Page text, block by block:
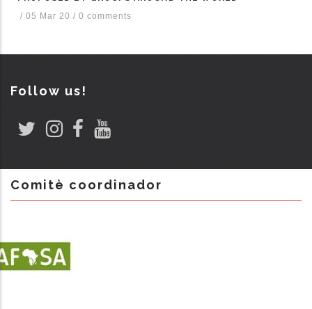
/ 05 Mar 20 / 0 comments
Follow us!
Comitè coordinador